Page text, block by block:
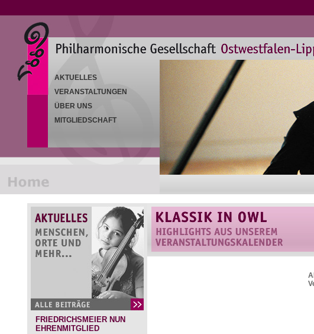
AKTUELLES
VERANSTALTUNGEN
ÜBER UNS
MITGLIEDSCHAFT
FRIEDRICHSMEIER NUN
EHRENMITGLIED